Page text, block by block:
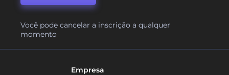
Você pode cancelar a inscrição a qualquer
momento
Empresa